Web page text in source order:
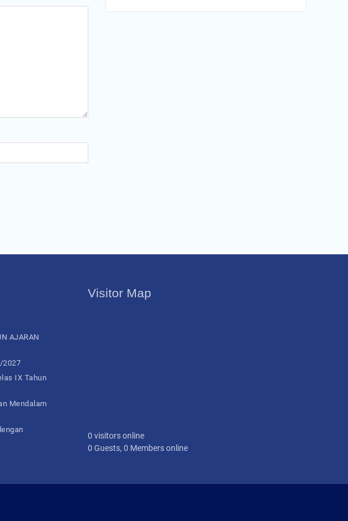
AJARAN
2027
IX Tahun
Mendalam
Visitor Map
0 visitors online
0 Guests, 0 Members online